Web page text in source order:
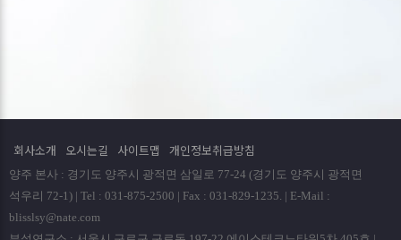
회사소개 오시는길 사이트맵 개인정보취급방침
양주 본사 : 경기도 양주시 광적면 삼일로 77-24 (경기도 양주시 광적면
석우리 72-1) | Tel : 031-875-2500 | Fax : 031-829-1235. | E-Mail :
blisslsy@nate.com